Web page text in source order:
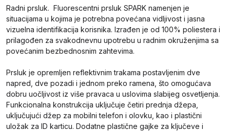
Radni prsluk. Fluorescentni prsluk SPARK namenjen je
situacijama u kojima je potrebna povećana vidljivost i jasna
vizuelna identifikacija korisnika. Izrađen je od 100% poliestera i
prilagođen za svakodnevnu upotrebu u radnim okruženjima sa
povećanim bezbednosnim zahtevima.
Prsluk je opremljen reflektivnim trakama postavljenim dve
napred, dve pozadi i jednom preko ramena, što omogućava
dobru uočljivost iz više pravaca u uslovima slabijeg osvetljenja.
Funkcionalna konstrukcija uključuje četiri prednja džepa,
uključujući džep za mobilni telefon i olovku, kao i plastični
uložak za ID karticu. Dodatne plastične gajke za ključeve i